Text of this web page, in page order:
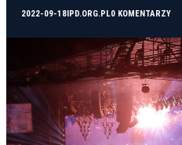
2022-09-18 IPD.ORG.PL0 KOMENTARZY